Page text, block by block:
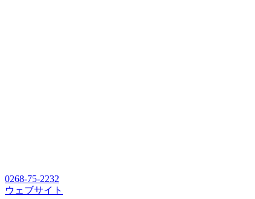
0268-75-2232
ウェブサイト